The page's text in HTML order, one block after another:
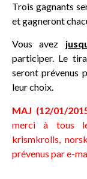
Trois gagnants
et gagneront
Vous avez
participer. Le
seront prévenus
leur choix.
MAJ (12/01/
merci à tous
krismkrolls,
prévenus par e-